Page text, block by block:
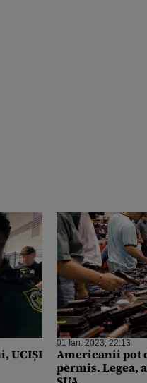
UCIȘI
01 Ian. 2023, 22:13
Americanii pot
permis. Legea,